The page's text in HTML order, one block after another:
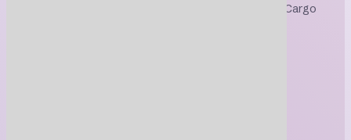
Restez informé(e) des promotions et ventes Cargo